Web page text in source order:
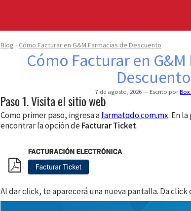
Blog Cómo Facturar en G&M Farmacias de Descuento
Cómo Facturar en
Descuento
7 de agosto, 2026 Escrito por
Paso 1. Visita el sitio web
Como primer paso, ingresa afarmatodo.com.mx. En
encontrar la opción deFacturar Ticket.
Al dar click, te aparecerá una nueva pantalla. Da click